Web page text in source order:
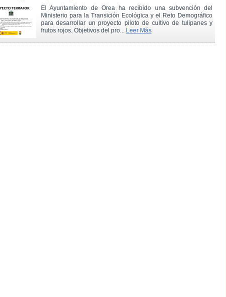
El Ayuntamiento de Orea ha recibido una subvención del
Ministerio para la Transición Ecológica y el Reto Demográfico
para desarrollar un proyecto piloto de cultivo de tulipanes y
frutos rojos. Objetivos del pro... Leer Más